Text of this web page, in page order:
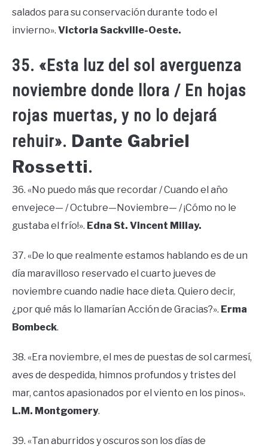
salados para su conservación durante todo el
invierno». Victoria Sackville-Oeste.
35. «Esta luz del sol averguenza
noviembre donde llora / En hojas
rojas muertas, y no lo dejará
rehuir». Dante Gabriel
Rossetti.
36. «No puedo más que recordar / Cuando el año
envejece— / Octubre—Noviembre— / ¡Cómo no le
gustaba el frío!». Edna St. Vincent Millay.
37. «De lo que realmente estamos hablando es de un
día maravilloso reservado el cuarto jueves de
noviembre cuando nadie hace dieta. Quiero decir,
¿por qué más lo llamarían Acción de Gracias?». Erma
Bombeck.
38. «Era noviembre, el mes de puestas de sol carmesí,
aves de despedida, himnos profundos y tristes del
mar, cantos apasionados por el viento en los pinos».
L.M. Montgomery.
39. «Tan aburridos y oscuros son los días de